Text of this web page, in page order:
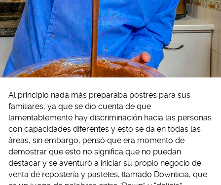
Al principio nada más preparaba postres para sus
familiares, ya que se dio cuenta de que
lamentablemente hay discriminación hacia las personas
con capacidades diferentes y esto se da en todas las
áreas, sin embargo, pensó que era momento de
demostrar que esto no significa que no puedan
destacar y se aventuró a iniciar su propio negocio de
venta de repostería y pasteles, llamado Downlicia, que